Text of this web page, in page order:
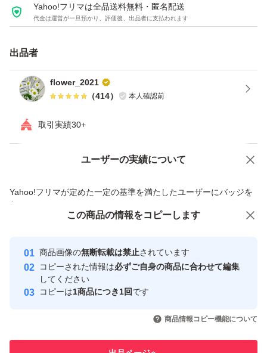
気軽にお問い合わせください
ハンドメイド販売される方はおまとめ購入が大変オススメ
◎フォロワーになっていただいた方限定で50円のお値引
きをさせていただきます
◎パーツ類はおまとめ頂くと50円お値引きしております
他の商品はこちらから
#yuyuパーツ
Yahoo!フリマは全品送料無料・匿名配送
代金は運営が一旦預かり、評価後、出品者に支払われます
出品者
flower_2021
（414） 本人確認前
取引実績30+
ユーザーの実績について
Yahoo!フリマが定めた一定の基準を満たしたユーザーにバッジを
付与しています
安心取引出品者
心・安全なユーザーです
取引実績
引を完了させた実績があります
価格の相談 商品への質問
この商品の情報をコピーします
商品画像の無断転載は禁止されています
コピーされた情報は必ずご自身の商品に合わせて編集
してください
コピーは1商品につき1回です
商品情報コピー機能について
この商品をみている人にオススメ